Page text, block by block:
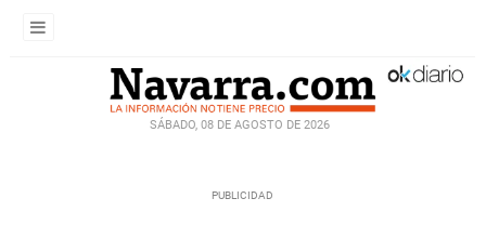
SÁBADO, 08 DE AGOSTO DE 2026